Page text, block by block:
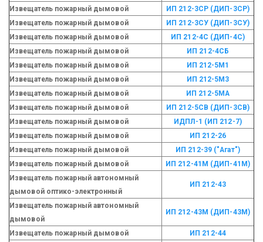
Извещатель пожарный дымовой
ИП 212-3СР (ДИП-3СР)
Извещатель пожарный дымовой
ИП 212-3СУ (ДИП-3СУ)
Извещатель пожарный дымовой
ИП 212-4С (ДИП-4С)
Извещатель пожарный дымовой
ИП 212-4СБ
Извещатель пожарный дымовой
ИП 212-5М1
Извещатель пожарный дымовой
ИП 212-5М3
Извещатель пожарный дымовой
ИП 212-5МА
Извещатель пожарный дымовой
ИП 212-5СВ (ДИП-3СВ)
Извещатель пожарный дымовой
ИДПЛ-1 (ИП 212-7)
Извещатель пожарный дымовой
ИП 212-26
Извещатель пожарный дымовой
ИП 212-39 ("Агат")
Извещатель пожарный дымовой
ИП 212-41М (ДИП-41М)
Извещатель пожарный автономный
дымовой оптико-электронный
ИП 212-43
Извещатель пожарный автономный
дымовой
ИП 212-43М (ДИП-43М)
Извещатель пожарный дымовой
ИП 212-44